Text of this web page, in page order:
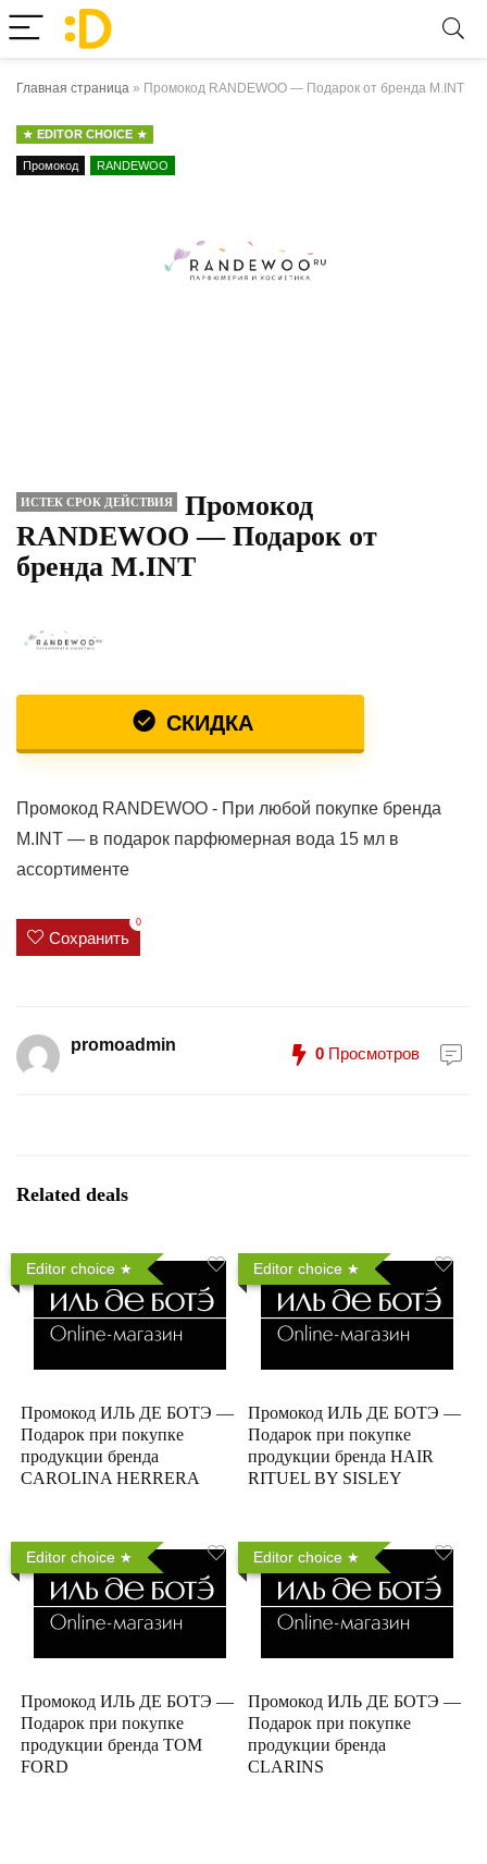
Главная страница » Промокод RANDEWOO — Подарок от бренда M.INT
EDITOR CHOICE
Промокод RANDEWOO
ИСТЕК СРОК ДЕЙСТВИЯ
Промокод
RANDEWOO — Подарок от
бренда M.INT
СКИДКА
Промокод RANDEWOO - При любой покупке бренда
M.INT — в подарок парфюмерная вода 15 мл в
ассортименте
Сохранить
0
promoadmin 0 Просмотров
Related deals
Editor choice
Промокод ИЛЬ ДЕ БОТЭ —
Подарок при покупке
продукции бренда
CAROLINA HERRERA
Editor choice
Промокод ИЛЬ ДЕ БОТЭ —
Подарок при покупке
продукции бренда HAIR
RITUEL BY SISLEY
Editor choice
Промокод ИЛЬ ДЕ БОТЭ —
Подарок при покупке
продукции бренда TOM
FORD
Editor choice
Промокод ИЛЬ ДЕ БОТЭ —
Подарок при покупке
продукции бренда
CLARINS